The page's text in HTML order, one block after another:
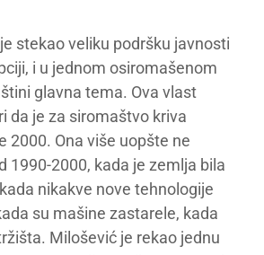
stekao veliku podršku javnosti
i u jednom osiromašenom
glavna tema. Ova vlast
da je za siromaštvo kriva
2000. Ona više uopšte ne
1990-2000, kada je zemlja bila
nikakve nove tehnologije
su mašine zastarele, kada
Milošević je rekao jednu